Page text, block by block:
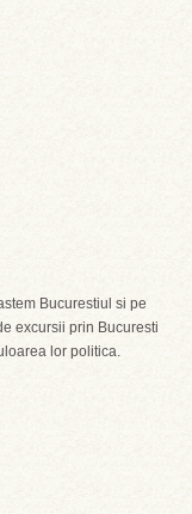
Bucurestiul si pe
excursii prin Bucuresti
lor politica.